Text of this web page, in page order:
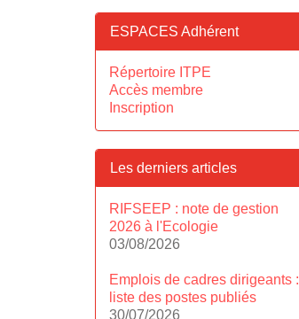
ESPACES Adhérent
Répertoire ITPE
Accès membre
Inscription
Les derniers articles
RIFSEEP : note de gestion
2026 à l'Ecologie
03/08/2026
Emplois de cadres dirigeants :
liste des postes publiés
30/07/2026